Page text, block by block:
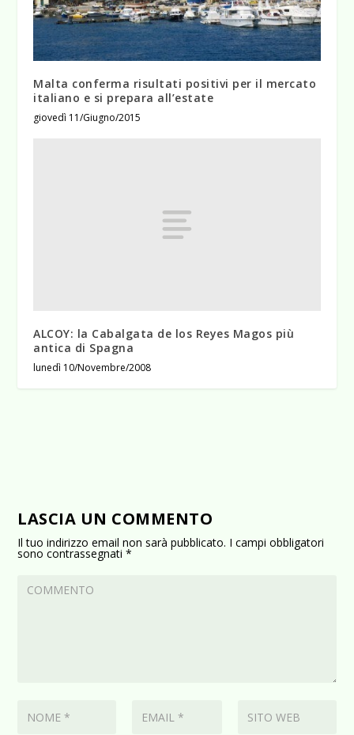
Malta conferma risultati positivi per il mercato
italiano e si prepara all’estate
giovedì 11/Giugno/2015
ALCOY: la Cabalgata de los Reyes Magos più
antica di Spagna
lunedì 10/Novembre/2008
LASCIA UN COMMENTO
Il tuo indirizzo email non sarà pubblicato. I campi obbligatori
sono contrassegnati*